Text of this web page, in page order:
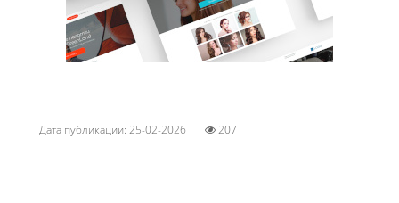
Дата публикации: 25-02-2026 207